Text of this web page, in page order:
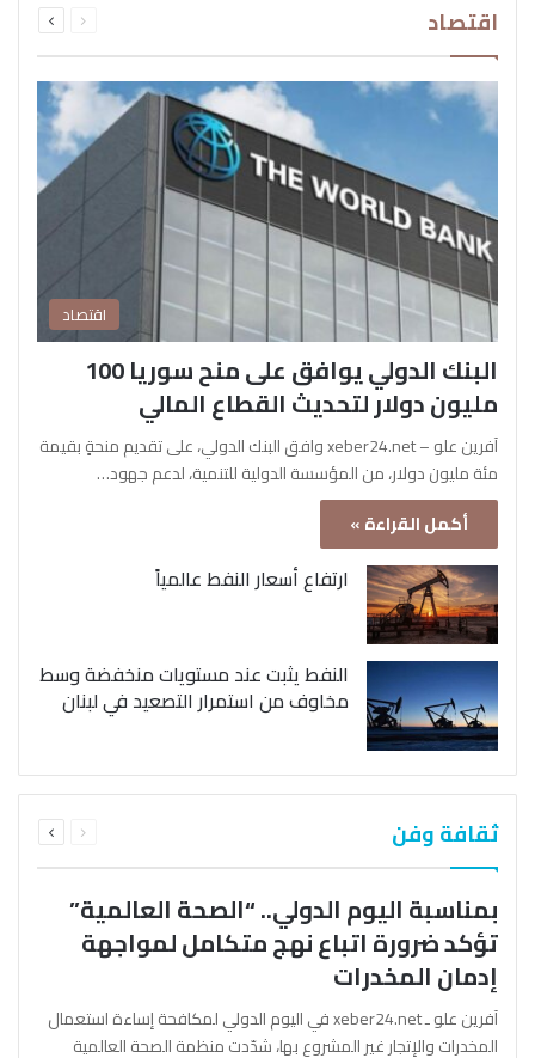
اقتصاد الصفحةالصفحة
اقتصاد
البنك الدولي يوافق على منح سوريا 100
مليون دولار لتحديث القطاع المالي
آفرين علو – xeber24.net وافق البنك الدولي، على تقديم منحةٍ بقيمة
مئة مليون دولار، من المؤسسة الدولية للتنمية، لدعم جهود…
أكمل القراءة »
ارتفاع أسعار النفط عالمياً
النفط يثبت عند مستويات منخفضة وسط
مخاوف من استمرار التصعيد في لبنان
ثقافة وفن الصفحةالصفحة
بمناسبة اليوم الدولي.. “الصحة العالمية”
تؤكد ضرورة اتباع نهج متكامل لمواجهة
إدمان المخدرات
آفرين علو ـ xeber24.net في اليوم الدولي لمكافحة إساءة استعمال
المخدرات والإتجار غير المشروع بها، شدّدت منظمة الصحة العالمية